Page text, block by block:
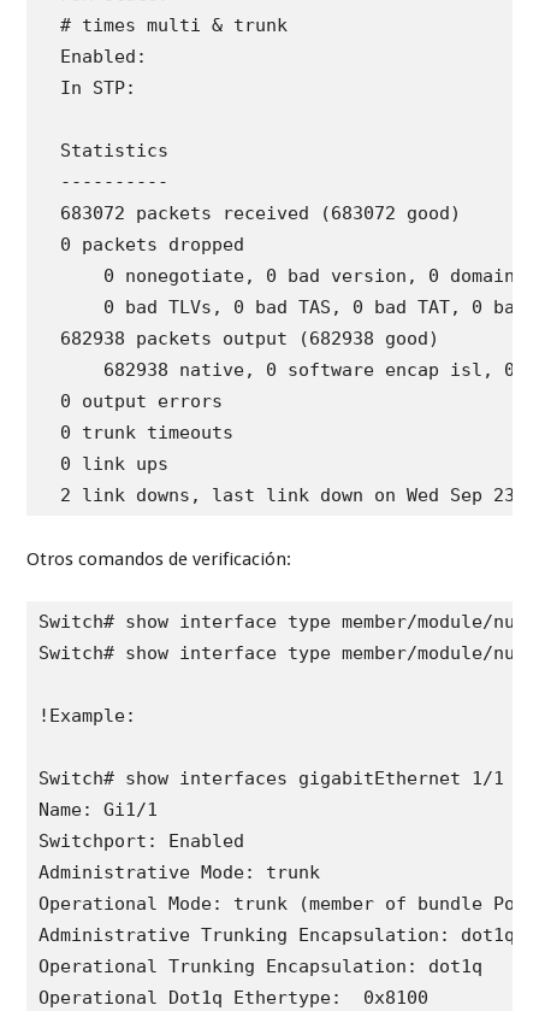
FSM state:
# times multi & trunk                     0
Enabled:
----------
683072 packets received (683072 good)
0 packets dropped
0 nonegotiate, 0 bad version, 0 domain
0 bad TLVs, 0 bad TAS, 0 bad TAT, 0 bad
682938 packets output (682938 good)
682938 native, 0 software encap isl, 0
0 output errors
0 trunk timeouts
0 link ups
Switch# show interface type member/module/
Switch# show interfaces gigabitEthernet 1/1
Name: Gi1/1
Switchport: Enabled
Administrative Mode: trunk
Operational Mode: trunk (member of bundle Po2)
Administrative Trunking Encapsulation: dot1q
Operational Trunking Encapsulation: dot1q